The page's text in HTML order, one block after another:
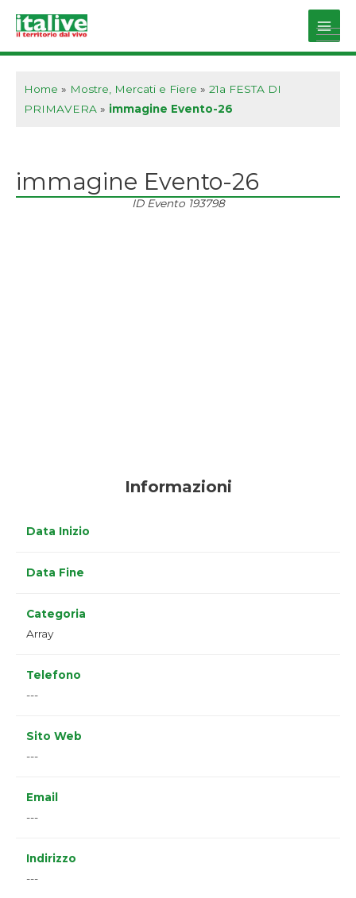
Main
Home » Mostre, Mercati e Fiere » 21a FESTA DI
PRIMAVERA » immagine Evento-26
immagine Evento-26
ID Evento 193798
Informazioni
Data Inizio
Data Fine
Categoria
Array
Telefono
---
Sito Web
---
Email
---
Indirizzo
---